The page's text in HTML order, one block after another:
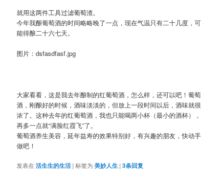
就用这两件工具过滤葡萄渣。
今年我酿葡萄酒的时间略略晚了一点，现在气温只有二十几度，可
能得酿二十六七天。
图片：dsfasdfasf.jpg
大家看看，这是我去年酿制的红葡萄酒，怎么样，还可以吧！葡萄
酒，刚酿好的时候，酒味淡淡的，但放上一段时间以后，酒味就很
浓了。这种去年的红葡萄酒，我也只能喝两小杯（最小的酒杯），
再多一点就“满脸红霞飞”了。
葡萄酒养生美容，延年益寿的效果特别好，有兴趣的朋友，快动手
做吧！
发表在活生生的生活 |标签为 美妙人生 |3条回复